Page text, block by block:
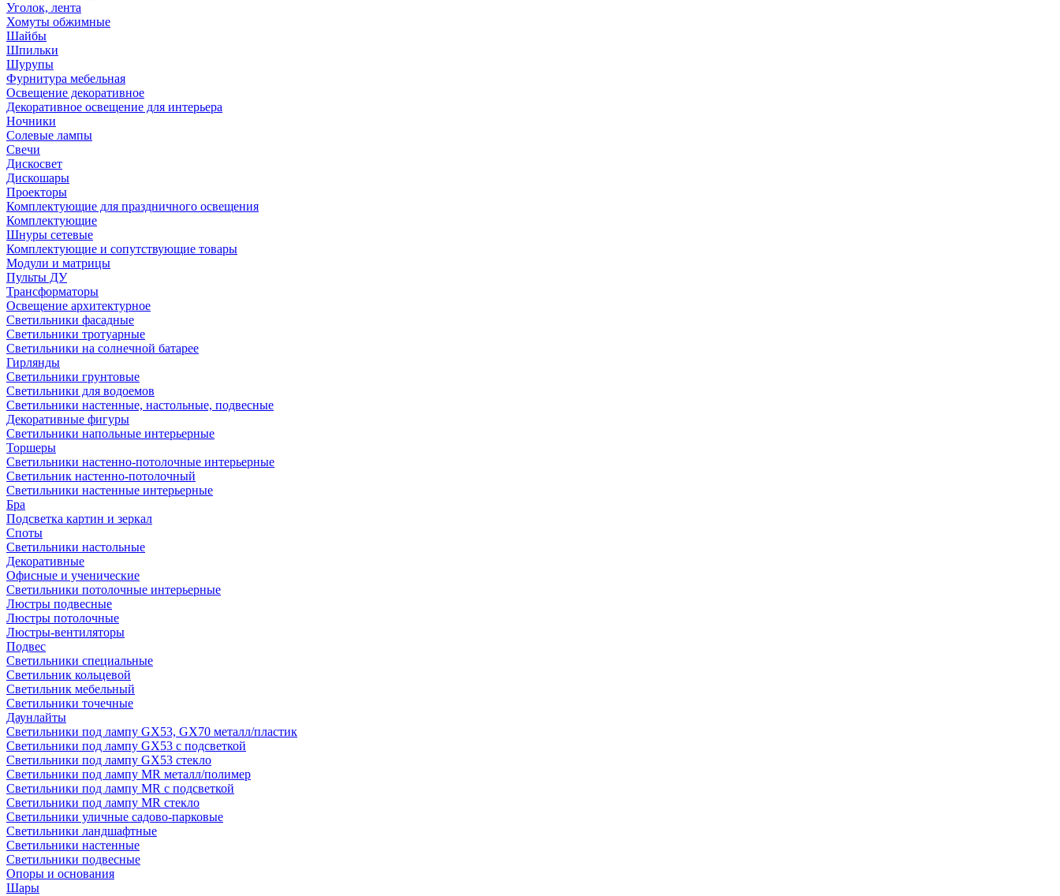
Уголок, лента
Хомуты обжимные
Шайбы
Шпильки
Шурупы
Фурнитура мебельная
Освещение декоративное
Декоративное освещение для интерьера
Ночники
Солевые лампы
Свечи
Дискосвет
Дискошары
Проекторы
Комплектующие для праздничного освещения
Комплектующие
Шнуры сетевые
Комплектующие и сопутствующие товары
Модули и матрицы
Пульты ДУ
Трансформаторы
Освещение архитектурное
Светильники фасадные
Светильники тротуарные
Светильники на солнечной батарее
Гирлянды
Светильники грунтовые
Светильники для водоемов
Светильники настенные, настольные, подвесные
Декоративные фигуры
Светильники напольные интерьерные
Торшеры
Светильники настенно-потолочные интерьерные
Светильник настенно-потолочный
Светильники настенные интерьерные
Бра
Подсветка картин и зеркал
Споты
Светильники настольные
Декоративные
Офисные и ученические
Светильники потолочные интерьерные
Люстры подвесные
Люстры потолочные
Люстры-вентиляторы
Подвес
Светильники специальные
Светильник кольцевой
Светильник мебельный
Светильники точечные
Даунлайты
Светильники под лампу GX53, GX70 металл/пластик
Светильники под лампу GX53 с подсветкой
Светильники под лампу GX53 стекло
Светильники под лампу MR металл/полимер
Светильники под лампу MR с подсветкой
Светильники под лампу MR стекло
Светильники уличные садово-парковые
Светильники ландшафтные
Светильники настенные
Светильники подвесные
Опоры и основания
Шары